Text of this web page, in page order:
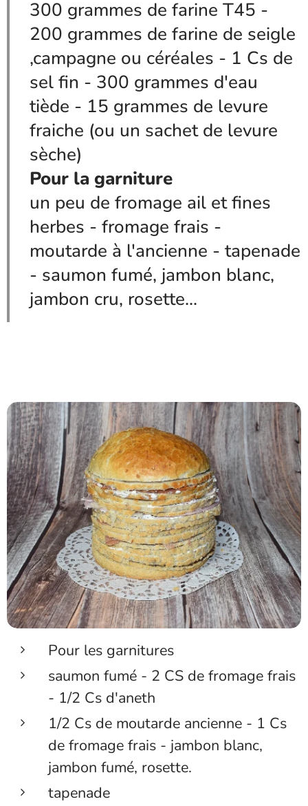
300 grammes de farine T45 -
200 grammes de farine de seigle
,campagne ou céréales - 1 Cs de
sel fin - 300 grammes d'eau
tiède - 15 grammes de levure
fraiche (ou un sachet de levure
sèche)
Pour la garniture
un peu de fromage ail et fines
herbes - fromage frais -
moutarde à l'ancienne - tapenade
- saumon fumé, jambon blanc,
jambon cru, rosette...
Pour les garnitures
saumon fumé - 2 CS de fromage frais
- 1/2 Cs d'aneth
1/2 Cs de moutarde ancienne - 1 Cs
de fromage frais - jambon blanc,
jambon fumé, rosette.
tapenade